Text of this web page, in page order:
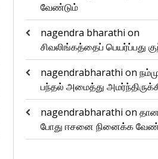
வேண்டும்
nagendra bharathi on
சிவலிங்கத்தைப் பெயர்ப்பது
nagendrabharathi on
பந்தல் அமைத்து
nagendrabharathi on
போது ஈசனை நினைக்க